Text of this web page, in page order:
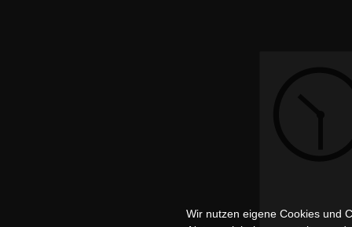
Wir nutzen eigene Cookies und